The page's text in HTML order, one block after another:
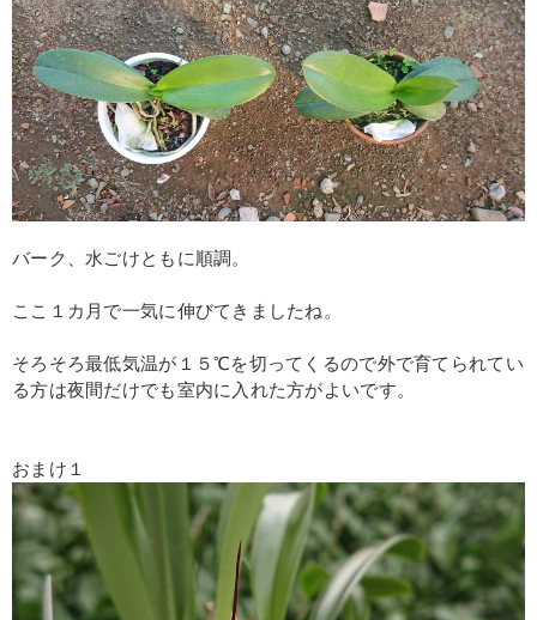
バーク、水ごけともに順調。
ここ１カ月で一気に伸びてきましたね。
そろそろ最低気温が１５℃を切ってくるので外で育てられてい
る方は夜間だけでも室内に入れた方がよいです。
おまけ１